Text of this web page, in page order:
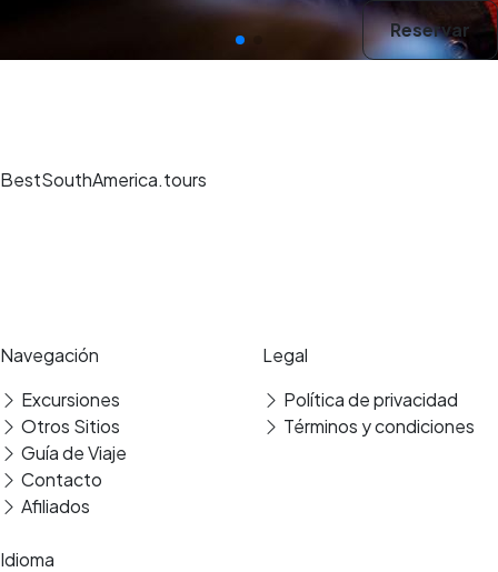
Traslado
Reservar
BestSouthAmerica.tours
Navegación
Excursiones
Otros Sitios
Guía de Viaje
Contacto
Afiliados
Legal
Política de privacidad
Términos y condiciones
Idioma